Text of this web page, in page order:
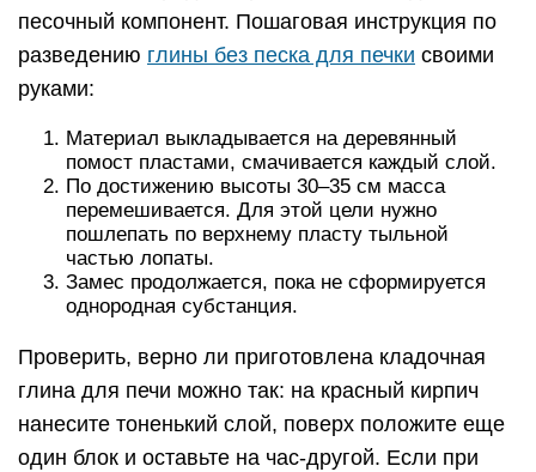
песочный компонент. Пошаговая инструкция по
разведению глины без песка для печки своими
руками:
Материал выкладывается на деревянный
помост пластами, смачивается каждый слой.
По достижению высоты 30–35 см масса
перемешивается. Для этой цели нужно
пошлепать по верхнему пласту тыльной
частью лопаты.
Замес продолжается, пока не сформируется
однородная субстанция.
Проверить, верно ли приготовлена кладочная
глина для печи можно так: на красный кирпич
нанесите тоненький слой, поверх положите еще
один блок и оставьте на час-другой. Если при